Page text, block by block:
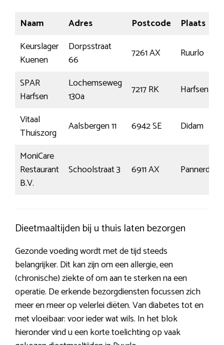
Naam Adres Postcode
Plaats
Keurslager
Kuenen
Dorpsstraat
66
7261 AX
Ruurlo
SPAR
Harfsen
Lochemseweg
130a
7217 RK
Harfsen
Vitaal
Thuiszorg
Aalsbergen 11 6942 SE
Didam
MoniCare
Restaurant
B.V.
Schoolstraat 3 6911 AX Pannerden
Dieetmaaltijden bij u thuis laten bezorgen
Gezonde voeding wordt met de tijd steeds
belangrijker. Dit kan zijn om een allergie, een
(chronische) ziekte of om aan te sterken na een
operatie. De erkende bezorgdiensten focussen zich
meer en meer op velerlei diëten. Van diabetes tot en
met vloeibaar: voor ieder wat wils. In het blok
hieronder vind u een korte toelichting op vaak